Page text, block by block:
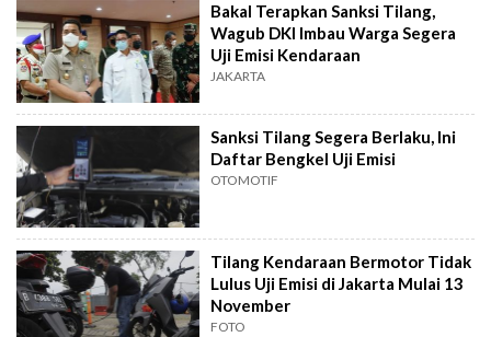
Bakal Terapkan Sanksi Tilang,
Wagub DKI Imbau Warga Segera
Uji Emisi Kendaraan
JAKARTA
Sanksi Tilang Segera Berlaku, Ini
Daftar Bengkel Uji Emisi
OTOMOTIF
Tilang Kendaraan Bermotor Tidak
Lulus Uji Emisi di Jakarta Mulai 13
November
FOTO